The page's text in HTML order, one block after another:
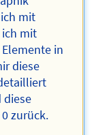
mit
ich mit
in
diese
diese
zurück.